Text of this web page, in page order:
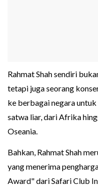
Rahmat Shah sendiri
tetapi juga seorang
ke berbagai negara
satwa liar, dari Afrika
Oseania.
Bahkan, Rahmat Shah
yang menerima
Award" dari Safari Club